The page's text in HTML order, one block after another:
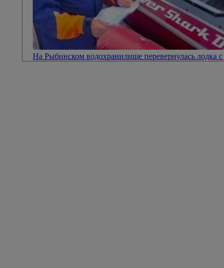
На Рыбинском водохранилище перевернулась лодка